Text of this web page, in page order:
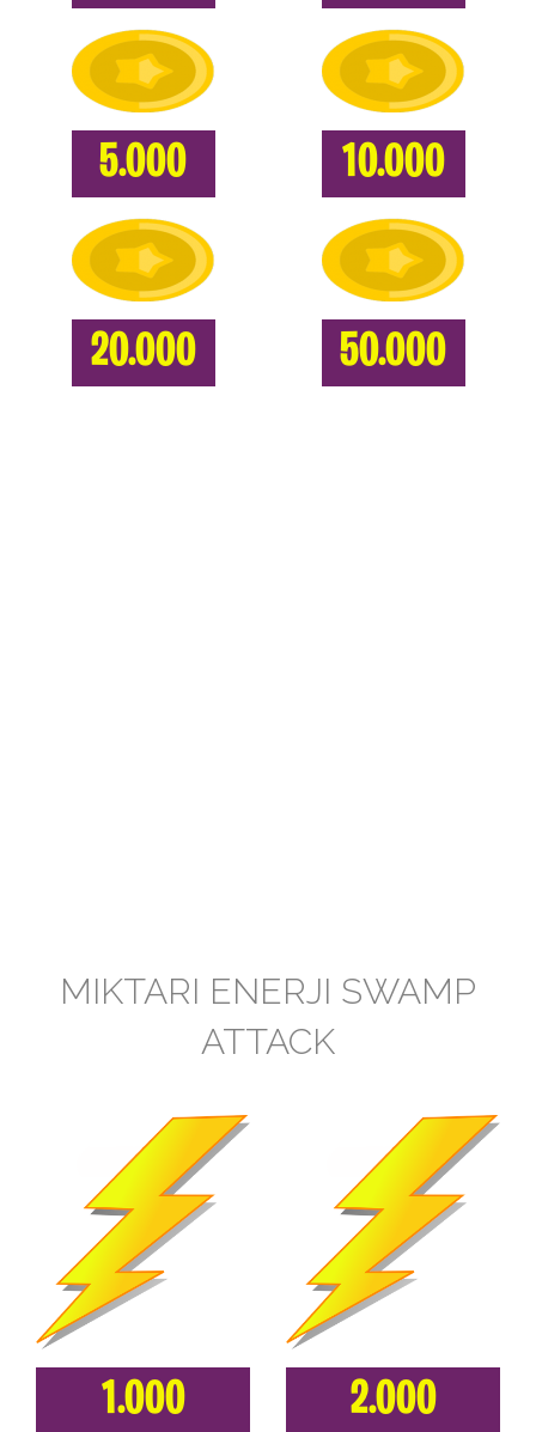
5.000 10.000
20.000 50.000
MIKTARI ENERJI SWAMP
ATTACK
1.000 2.000